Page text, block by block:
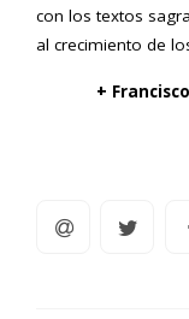
con los textos
al crecimiento de
+